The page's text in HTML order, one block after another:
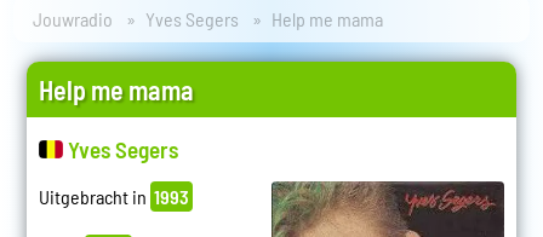
Jouwradio Yves Segers Help me mama
Help me mama
Yves Segers
Uitgebracht in 1993